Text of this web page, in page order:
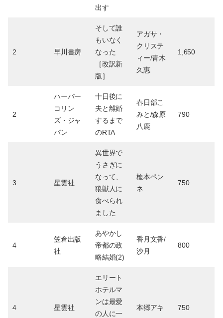
出す
2 早川書房
そして誰
もいなく
なった
［改訳新
版］
アガサ・
クリステ
ィー/青木
久惠
1,650
2
ハーパー
コリン
ズ・ジャ
パン
十日後に
夫と離婚
するまで
のRTA
春日部こ
みと/森原
八鹿
790
3 星雲社
異世界で
うさぎに
なって、
狼獣人に
食べられ
ました
榎本ペン
ネ
750
4
笠倉出版
社
あやかし
帝都の政
略結婚(2)
香月文香/
沙月
800
4 星雲社
エリート
ホテルマ
ンは最愛
の人に一
本郷アキ 750